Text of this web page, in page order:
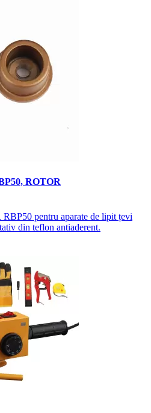
ROTOR
pentru aparate de lipit țevi
din teflon antiaderent.